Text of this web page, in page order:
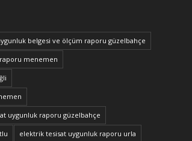
belgesi ve ölçüm raporu güzelbahçe
menemen
uygunluk raporu güzelbahçe
elektrik tesisat uygunluk raporu urla